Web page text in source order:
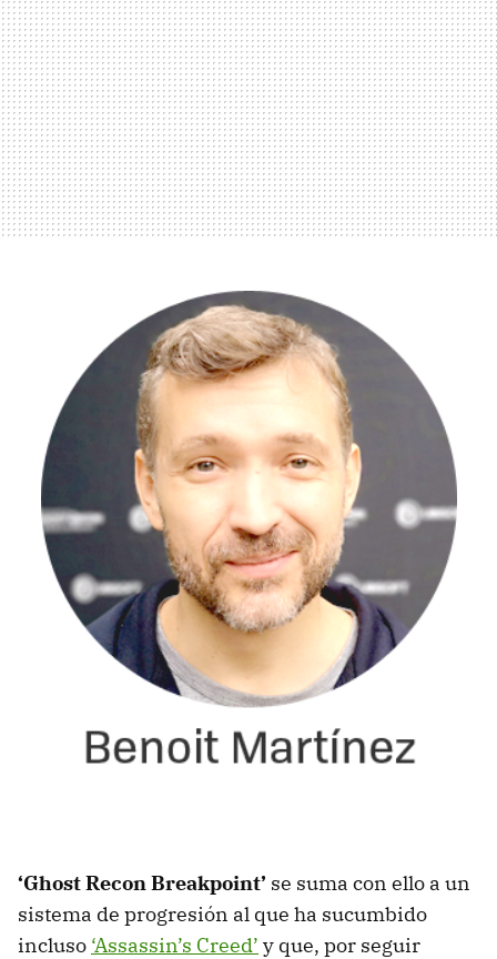
‘Ghost Recon Breakpoint’ se suma con ello a un
sistema de progresión al que ha sucumbido
incluso ‘Assassin’s Creed’ y que, por seguir